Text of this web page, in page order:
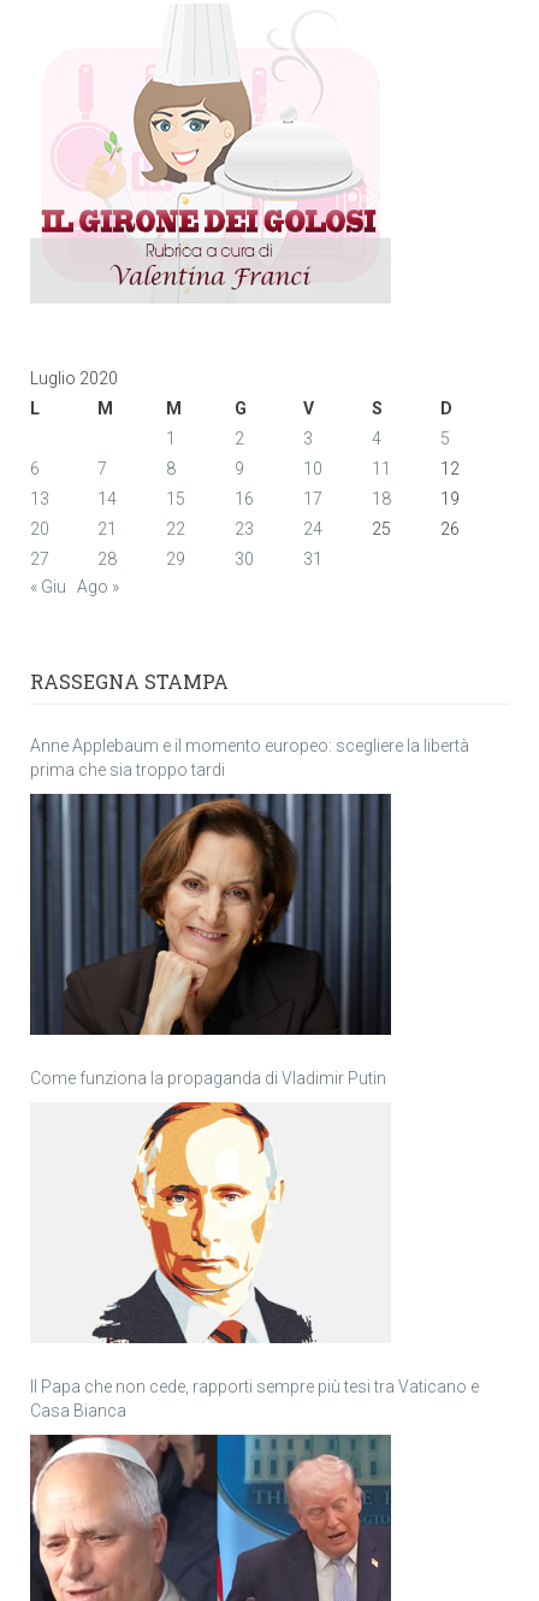
Luglio 2020
L
M M G V S
D
1
2 3 4
5
6
7 8 9 10 11
12
13
14 15 16 17 18
19
20
21 22 23 24 25
26
27
28 29 30
31
« Giu
Ago »
RASSEGNA STAMPA
Anne Applebaum e il momento europeo: scegliere la libertà
prima che sia troppo tardi
Come funziona la propaganda di Vladimir Putin
Il Papa che non cede, rapporti sempre più tesi tra Vaticano e
Casa Bianca